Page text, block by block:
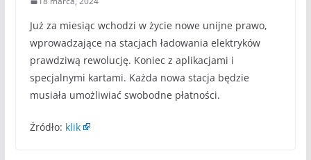
Już za miesiąc wchodzi w życie nowe unijne prawo,
wprowadzające na stacjach ładowania elektryków
prawdziwą rewolucję. Koniec z aplikacjami i
specjalnymi kartami. Każda nowa stacja będzie
musiała umożliwiać swobodne płatności.
Źródło: klik